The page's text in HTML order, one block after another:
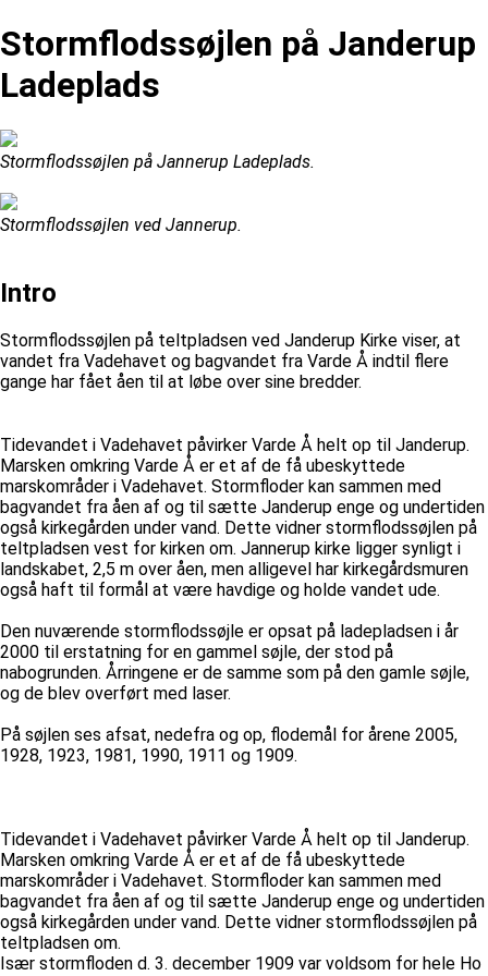
Stormflodssøjlen på Janderup
Ladeplads
Stormflodssøjlen på Jannerup Ladeplads.
Stormflodssøjlen ved Jannerup.
Intro
Stormflodssøjlen på teltpladsen ved Janderup Kirke viser, at
vandet fra Vadehavet og bagvandet fra Varde Å indtil flere
gange har fået åen til at løbe over sine bredder.
Tidevandet i Vadehavet påvirker Varde Å helt op til Janderup.
Marsken omkring Varde Å er et af de få ubeskyttede
marskområder i Vadehavet. Stormfloder kan sammen med
bagvandet fra åen af og til sætte Janderup enge og undertiden
også kirkegården under vand. Dette vidner stormflodssøjlen på
teltpladsen vest for kirken om. Jannerup kirke ligger synligt i
landskabet, 2,5 m over åen, men alligevel har kirkegårdsmuren
også haft til formål at være havdige og holde vandet ude.
Den nuværende stormflodssøjle er opsat på ladepladsen i år
2000 til erstatning for en gammel søjle, der stod på
nabogrunden. Årringene er de samme som på den gamle søjle,
og de blev overført med laser.
På søjlen ses afsat, nedefra og op, flodemål for årene 2005,
1928, 1923, 1981, 1990, 1911 og 1909.
Tidevandet i Vadehavet påvirker Varde Å helt op til Janderup.
Marsken omkring Varde Å er et af de få ubeskyttede
marskområder i Vadehavet. Stormfloder kan sammen med
bagvandet fra åen af og til sætte Janderup enge og undertiden
også kirkegården under vand. Dette vidner stormflodssøjlen på
teltpladsen om.
Især stormfloden d. 3. december 1909 var voldsom for hele Ho